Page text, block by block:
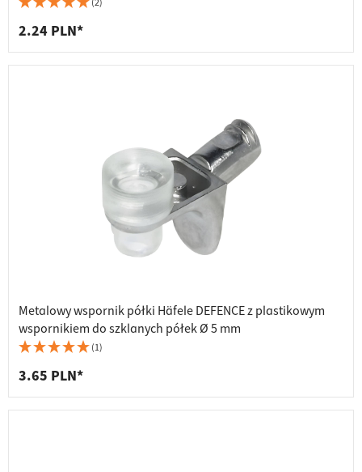
(2)
2.24 PLN*
Metalowy wspornik półki Häfele DEFENCE z plastikowym
wspornikiem do szklanych półek Ø 5 mm
(1)
3.65 PLN*